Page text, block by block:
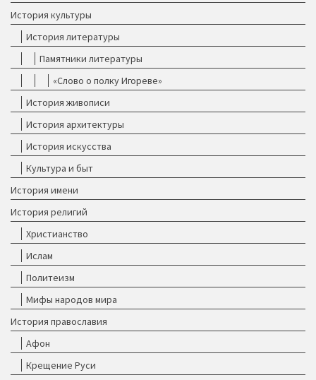
История культуры
История литературы
Памятники литературы
«Слово о полку Игореве»
История живописи
История архитектуры
История искусства
Культура и быт
История имени
История религий
Христианство
Ислам
Политеизм
Мифы народов мира
История православия
Афон
Крещение Руси